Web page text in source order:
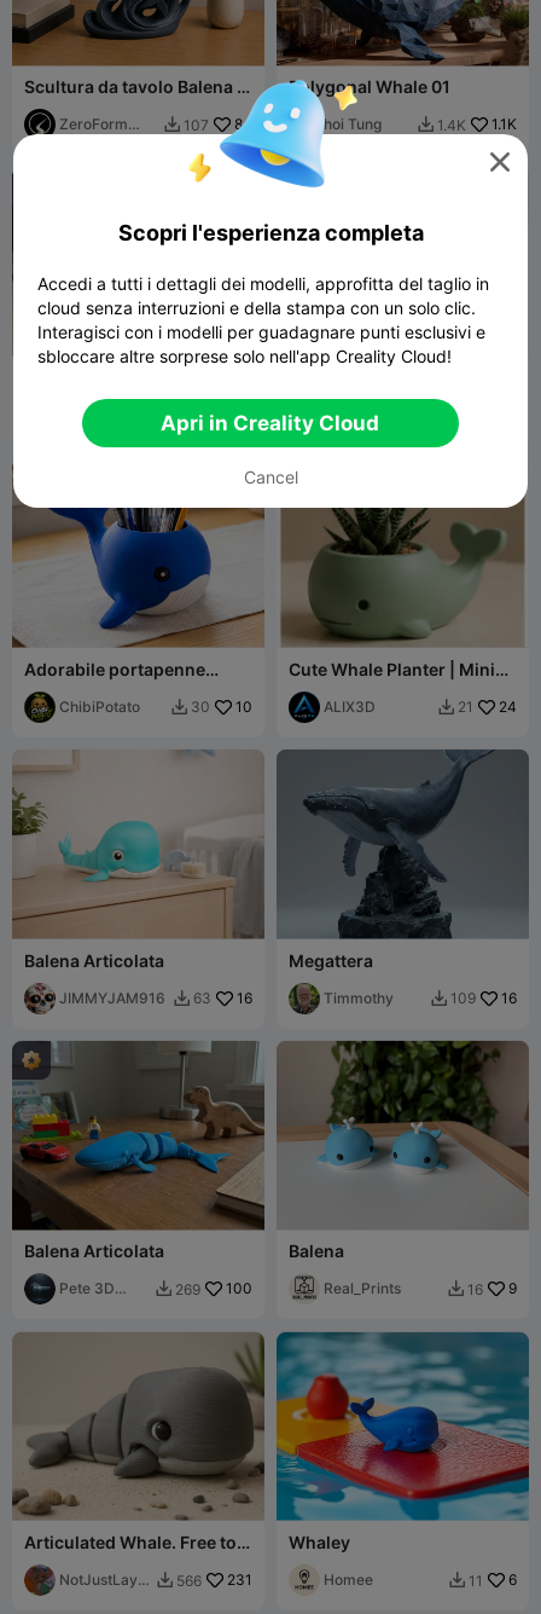
Scultura da tavolo Balena al
galoppo
ZeroForm
 107 84
Polygonal Whale 01
hoi Tung  1.4K 1.1K
fifindr  315 191 3DAnna 120
Adorabile portapenne
balena chibi / vaso per
piante grasse
ChibiPotato  30 10
Cute Whale Planter | Mini
Succulent Pot
ALIX3D  21 24
Balena Articolata
JIMMYJAM916  63 16
Megattera
Timmothy  109 16
Balena Articolata
Pete 3D
 269 100
Balena
Real_Prints  16 9
Articulated Whale. Free to
use CC0
NotJustLayer  566 231
Whaley
Homee  11 6

Scopri l'esperienza completa
Accedi a tutti i dettagli dei modelli, approfitta del taglio in
cloud senza interruzioni e della stampa con un solo clic.
Interagisci con i modelli per guadagnare punti esclusivi e
sbloccare altre sorprese solo nell'app Creality Cloud!
Apri in Creality Cloud
Cancel